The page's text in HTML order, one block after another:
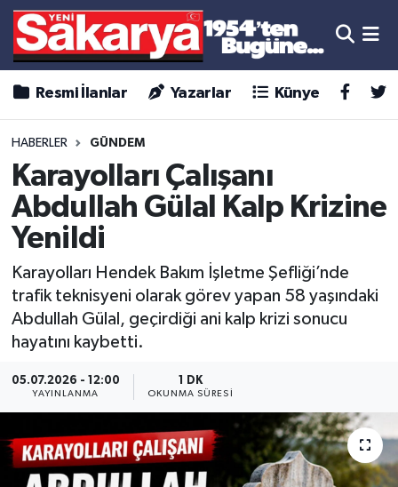
Resmi İlanlar Yazarlar Künye
HABERLER GÜNDEM
Karayolları Çalışanı
Abdullah Gülal Kalp Krizine
Yenildi
Karayolları Hendek Bakım İşletme Şefliği’nde
trafik teknisyeni olarak görev yapan 58 yaşındaki
Abdullah Gülal, geçirdiği ani kalp krizi sonucu
hayatını kaybetti.
05.07.2026 - 12:00
YAYINLANMA
1 DK
OKUNMA SÜRESI